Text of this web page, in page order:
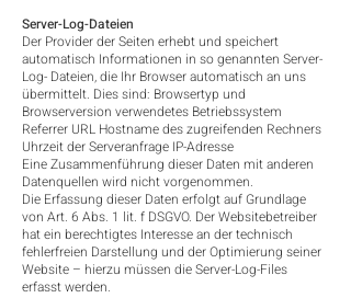
Server-Log-Dateien
Der Provider der Seiten erhebt und speichert
automatisch Informationen in so genannten Server-
Log- Dateien, die Ihr Browser automatisch an uns
übermittelt. Dies sind: Browsertyp und
Browserversion verwendetes Betriebssystem
Referrer URL Hostname des zugreifenden Rechners
Uhrzeit der Serveranfrage IP-Adresse
Eine Zusammenführung dieser Daten mit anderen
Datenquellen wird nicht vorgenommen.
Die Erfassung dieser Daten erfolgt auf Grundlage
von Art. 6 Abs. 1 lit. f DSGVO. Der Websitebetreiber
hat ein berechtigtes Interesse an der technisch
fehlerfreien Darstellung und der Optimierung seiner
Website – hierzu müssen die Server-Log-Files
erfasst werden.